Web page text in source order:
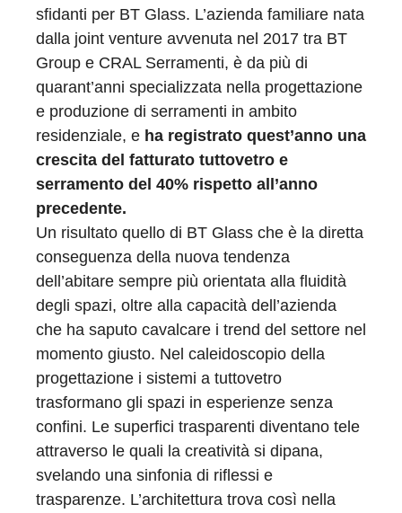
sfidanti per BT Glass. L’azienda familiare nata
dalla joint venture avvenuta nel 2017 tra BT
Group e CRAL Serramenti, è da più di
quarant’anni specializzata nella progettazione
e produzione di serramenti in ambito
residenziale, e ha registrato quest’anno una
crescita del fatturato tuttovetro e
serramento del 40% rispetto all’anno
precedente.
Un risultato quello di BT Glass che è la diretta
conseguenza della nuova tendenza
dell’abitare sempre più orientata alla fluidità
degli spazi, oltre alla capacità dell’azienda
che ha saputo cavalcare i trend del settore nel
momento giusto. Nel caleidoscopio della
progettazione i sistemi a tuttovetro
trasformano gli spazi in esperienze senza
confini. Le superfici trasparenti diventano tele
attraverso le quali la creatività si dipana,
svelando una sinfonia di riflessi e
trasparenze. L’architettura trova così nella